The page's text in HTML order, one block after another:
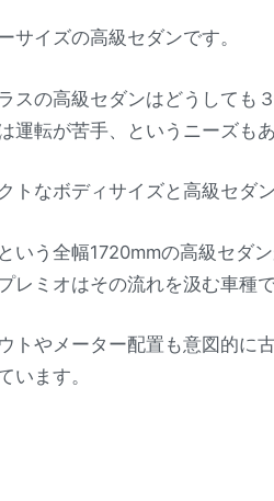
サイズの高級セダンです。
スの高級セダンはどうしても
運転が苦手、というニーズも
トなボディサイズと高級セダ
いう全幅1720mmの高級セダ
レミオはその流れを汲む車種で
トやメーター配置も意図的に
います。